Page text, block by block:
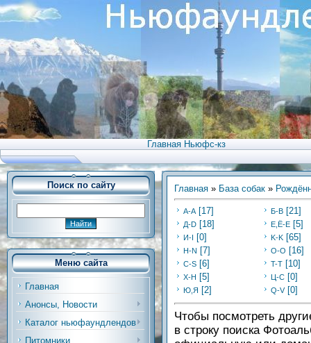
Главная Ньюфс-кз
Поиск по сайту
Меню сайта
Главная
Анонсы, Новости
Каталог ньюфаундлендов
Питомники
Главная » База собак »
А-А [17] Б-В [21]
Д-D [18] Е,Ё-Е [5]
И-I [0] K-K [65]
Н-N [7] O-O [16]
C-S [6] T-T [10]
Х-H [5] Ц-C [0]
Ю,Я [2] Q-V [0]
Чтобы посмотреть
в строку поиска